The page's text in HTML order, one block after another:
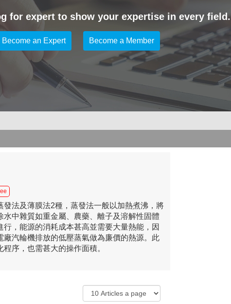
for expert to show your expertise in every field.
Become an Expert Become a Member
發法及薄膜法2種，蒸發法一般以加熱煮沸，將
水中雜質如重金屬、農藥、離子及溶解性固體
，能源的消耗成本甚高並需要大量熱能，因
廠汽輪機排放的低壓蒸氣做為廉價的熱源。此
序，也需甚大的操作面積。